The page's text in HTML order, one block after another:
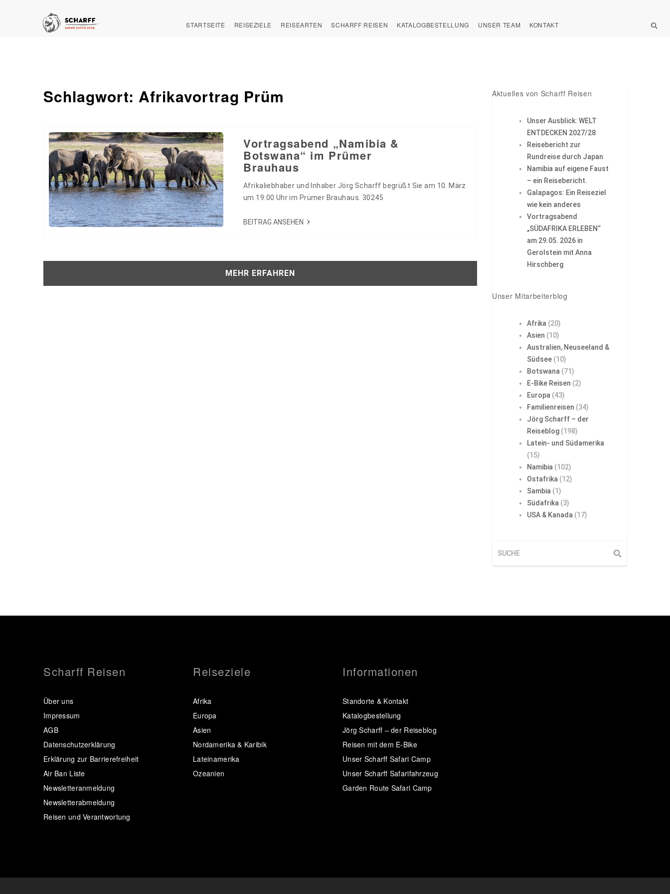
STARTSEITE REISEZIELE REISEARTEN SCHARFF REISEN KATALOGBESTELLUNG UNSER TEAM KONTAKT
Schlagwort: Afrikavortrag Prüm
Vortragsabend „Namibia &
Botswana“ im Prümer
Brauhaus
Afrikaliebhaber und Inhaber Jörg Scharff begrüßt Sie am 10. März
um 19:00 Uhr im Prümer Brauhaus. 30245
BEITRAG ANSEHEN
MEHR ERFAHREN
Aktuelles von Scharff Reisen
Unser Ausblick: WELT
ENTDECKEN 2027/28
Reisebericht zur
Rundreise durch Japan
Namibia auf eigene Faust
– ein Reisebericht.
Galapagos: Ein Reiseziel
wie kein anderes
Vortragsabend
„SÜDAFRIKA ERLEBEN“
am 29.05. 2026 in
Gerolstein mit Anna
Hirschberg
Unser Mitarbeiterblog
Afrika (20)
Asien (10)
Australien, Neuseeland &
Südsee (10)
Botswana (71)
E-Bike Reisen (2)
Europa (43)
Familienreisen (34)
Jörg Scharff – der
Reiseblog (198)
Latein- und Südamerika
(15)
Namibia (102)
Ostafrika (12)
Sambia (1)
Südafrika (3)
USA & Kanada (17)
Scharff Reisen
Über uns
Impressum
AGB
Datenschutzerklärung
Erklärung zur Barrierefreiheit
Air Ban Liste
Newsletteranmeldung
Newsletterabmeldung
Reisen und Verantwortung
Reiseziele
Afrika
Europa
Asien
Nordamerika & Karibik
Lateinamerika
Ozeanien
Informationen
Standorte & Kontakt
Katalogbestellung
Jörg Scharff – der Reiseblog
Reisen mit dem E-Bike
Unser Scharff Safari Camp
Unser Scharff Safarifahrzeug
Garden Route Safari Camp